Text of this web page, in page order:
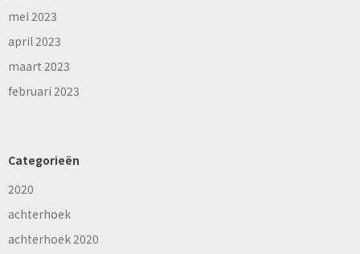
mei 2023
april 2023
maart 2023
februari 2023
Categorieën
2020
achterhoek
achterhoek 2020